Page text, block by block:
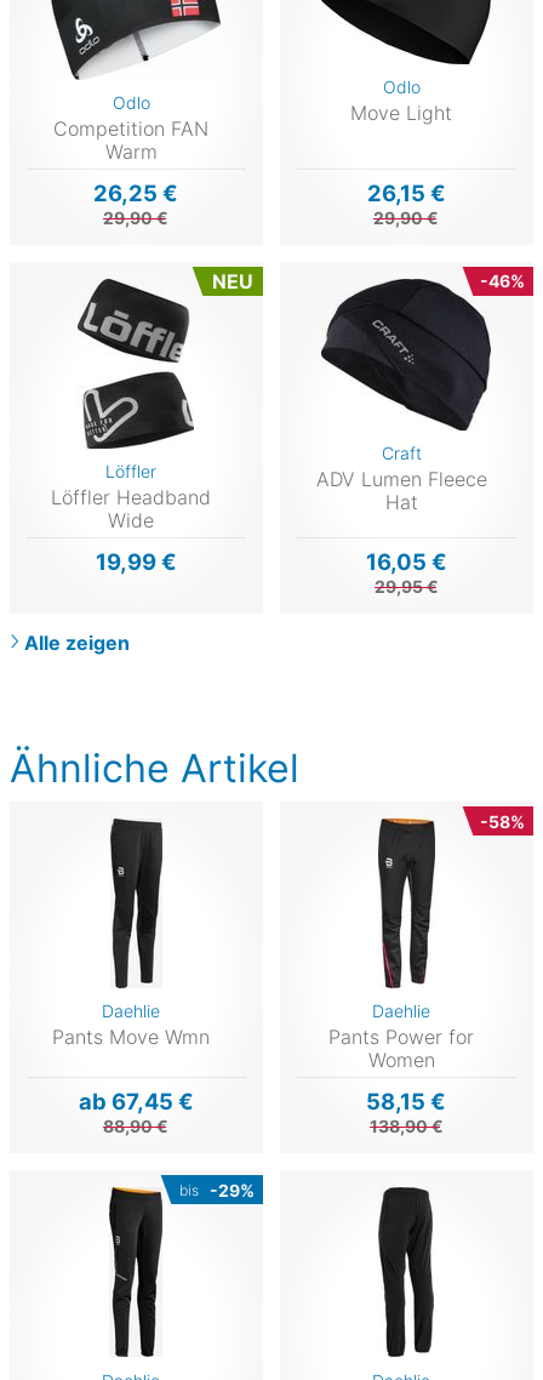
Ähnliche Artikel
Daehlie
Pants Move Wmn
ab 67,45 €
88,90 €
-58%
Daehlie
Pants Power for
Women
58,15 €
138,90 €
bis -29%
Odlo
Competition FAN
Warm
26,25 €
29,90 €
Odlo
Move Light
26,15 €
29,90 €
NEU
Löffler
Löffler Headband
Wide
19,99 €
-46%
Craft
ADV Lumen Fleece
Hat
16,05 €
29,95 €
Alle zeigen